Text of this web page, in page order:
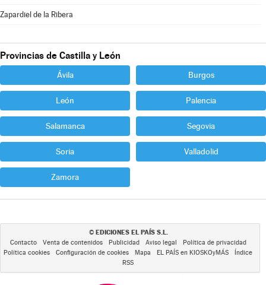
Zapardiel de la Ribera
Provincias de Castilla y León
Ávila Burgos
León Palencia
Salamanca Segovia
Soria Valladolid
Zamora
© EDICIONES EL PAÍS S.L.
Contacto Venta de contenidos Publicidad Aviso legal
Política de privacidad
Política cookies
Configuración de cookies Mapa EL PAÍS en KIOSKOyMÁS
Índice
RSS